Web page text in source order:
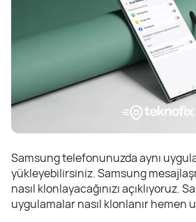
Samsung telefonunuzda aynı
yükleyebilirsiniz. Samsung
nasıl klonlayacağınızı açıklıyoruz.
uygulamalar nasıl klonlanır hemen